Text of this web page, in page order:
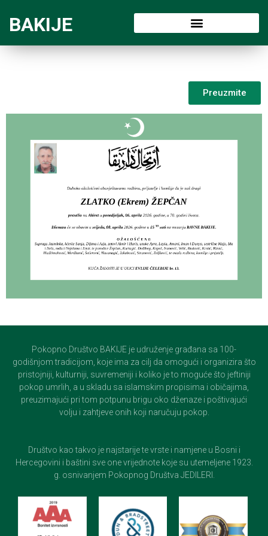
BAKIJE
Preuzmite
Pokopno Društvo BAKIJE je udruženje građana sa 100-
godišnjom tradicijom, koje ima za cilj da omogući i organizira što
pristojniji, kulturniji, suvremeniji i koliko je to moguće što jeftiniji
pokop umrlih, a u skladu sa islamskim propisima i običajima,
preuzimajući pri tom potpunu brigu oko dženaze i poštivajući
volju i zahtjeve onih koji naručuju pokop.
Društvo kao takvo je najstarije te vrste i namjene u Bosni i
Hercegovini i baštini sve one vrijednote koje su utemeljene 1923.
g. osnivanjem Pokopnog Društva JEDILERI.